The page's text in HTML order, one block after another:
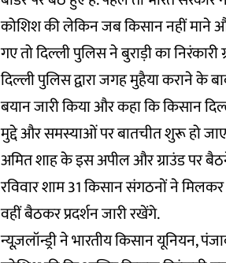
कोशिश की लेकिन जब किसान नहीं माने
गए तो दिल्ली पुलिस ने बुराड़ी का
दिल्ली पुलिस द्वारा जगह मुहैया कराने के
बयान जारी किया और कहा कि किसान
मुद्दे और समस्याओं पर बातचीत शुरू हो
अमित शाह के इस अपील और ग्राउंड पर
रविवार शाम 31 किसान संगठनों ने
वहीं बैठकर प्रदर्शन जारी रखेंगे.
न्यूज़लॉन्ड्री ने भारतीय किसान यूनियन,